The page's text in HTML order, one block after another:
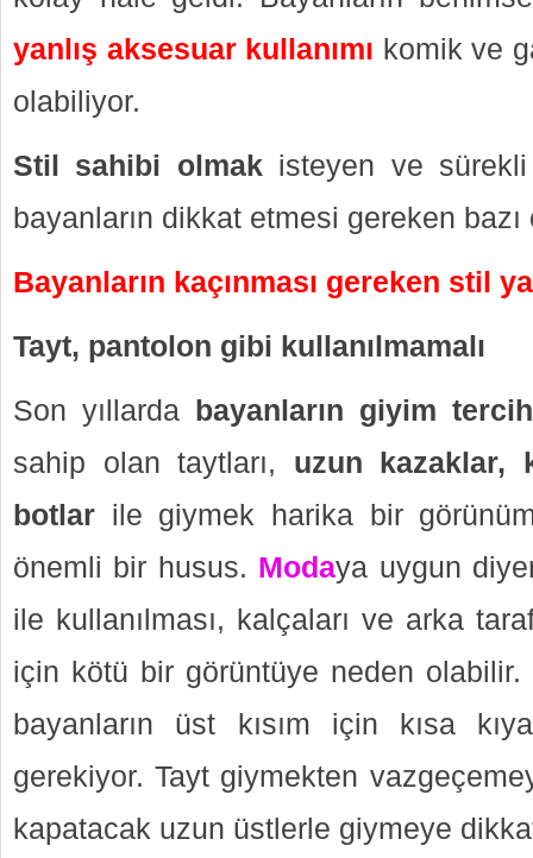
yanlış aksesuar kullanımı komik ve
olabiliyor.
Stil sahibi olmakisteyen ve
bayanların dikkat etmesi gereken
Bayanların kaçınması gereken stil
Tayt, pantolon gibi kullanılmamalı
Son yıllarda
bayanların giyim
sahip olan taytları, uzun kazaklar,
botlar ile giymek harika bir
önemli bir husus. Modaya uygun
ile kullanılması, kalçaları ve arka
için kötü bir görüntüye neden
bayanların üst kısım için kısa
gerekiyor. Tayt giymekten
kapatacak uzun üstlerle giymeye